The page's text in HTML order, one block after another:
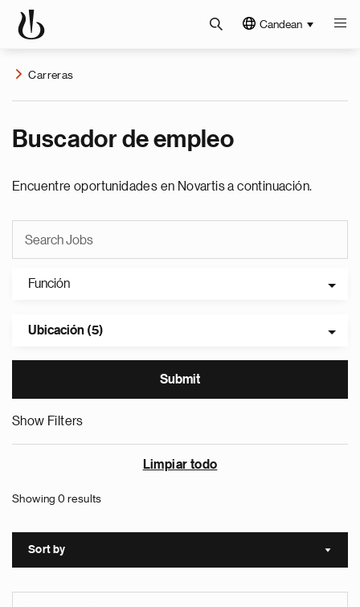
Candean
Carreras
Buscador de empleo
Encuentre oportunidades en Novartis a continuación.
Función
Ubicación (5)
Show Filters
Limpiar todo
Showing 0 results
Sort by Sort